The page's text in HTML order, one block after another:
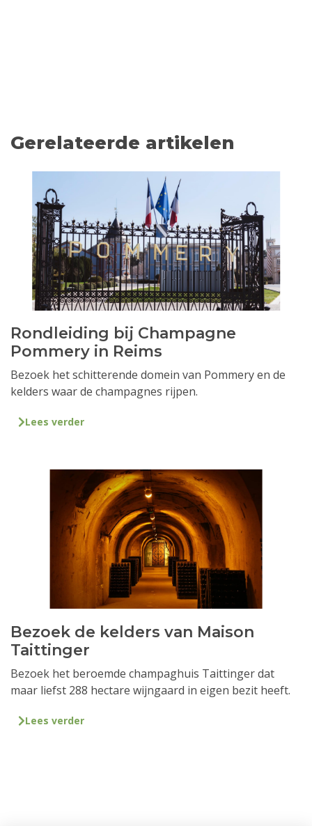
Gerelateerde artikelen
Rondleiding bij Champagne
Pommery in Reims
Bezoek het schitterende domein van Pommery en de
kelders waar de champagnes rijpen.
Lees verder
Bezoek de kelders van Maison
Taittinger
Bezoek het beroemde champaghuis Taittinger dat
maar liefst 288 hectare wijngaard in eigen bezit heeft.
Lees verder